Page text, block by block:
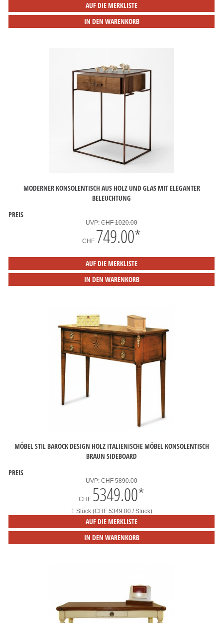
AUF DIE MERKLISTE
IN DEN WARENKORB
MODERNER KONSOLENTISCH AUS HOLZ UND GLAS MIT ELEGANTER
BELEUCHTUNG
PREIS
UVP: CHF 1020.00
CHF 749.00*
AUF DIE MERKLISTE
IN DEN WARENKORB
MÖBEL STIL BAROCK DESIGN HOLZ ITALIENISCHE MÖBEL KONSOLENTISCH
BRAUN SIDEBOARD
PREIS
UVP: CHF 5890.00
CHF 5349.00*
1 Stück (CHF 5349.00 / Stück)
AUF DIE MERKLISTE
IN DEN WARENKORB